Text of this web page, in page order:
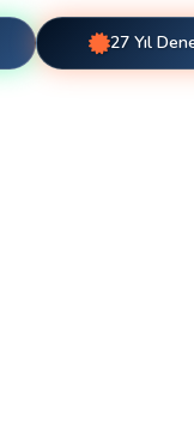
27 Yıl